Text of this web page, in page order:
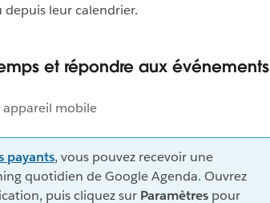
depuis leur calendrier.
et répondre aux événements
appareil mobile
payants, vous pouvez recevoir une
quotidien de Google Agenda. Ouvrez
puis cliquez sur Paramètres pour